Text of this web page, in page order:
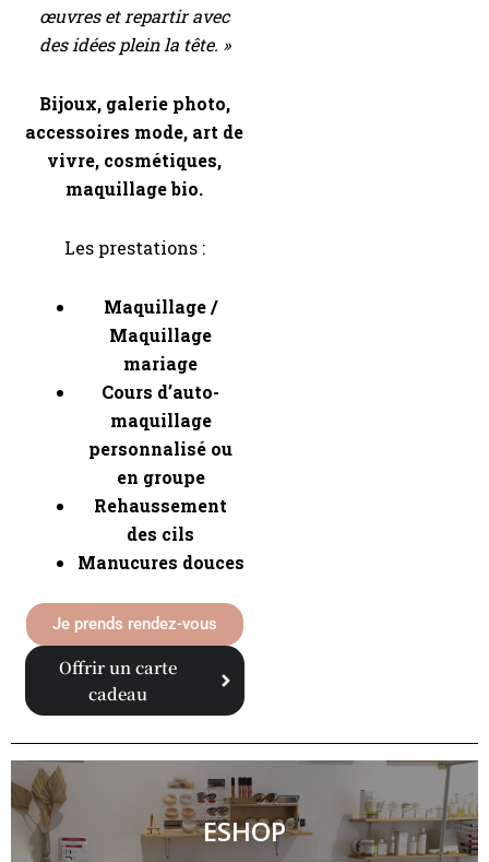
œuvres et repartir avec
des idées plein la tête. »
Bijoux, galerie photo,
accessoires mode, art de
vivre, cosmétiques,
maquillage bio.
Les prestations :
Maquillage /
Maquillage
mariage
Cours d’auto-
maquillage
personnalisé ou
en groupe
Rehaussement
des cils
Manucures douces
Je prends rendez-vous
Offrir un carte
cadeau
ESHOP